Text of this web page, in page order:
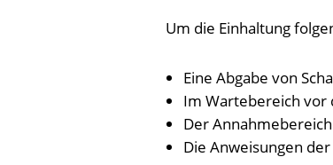
Um die Einhaltung
Eine Abgabe von
Im Wartebereich vor
Der
Die Anweisungen